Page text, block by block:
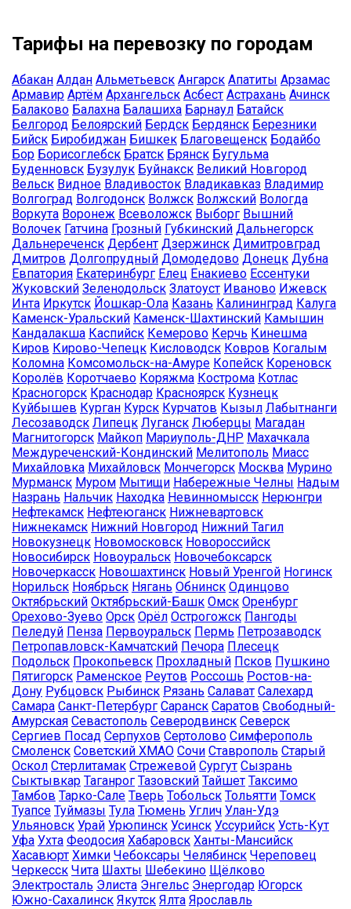
Тарифы на перевозку по городам
Абакан Алдан Альметьевск Ангарск Апатиты Арзамас
Армавир Артём Архангельск Асбест Астрахань Ачинск
Балаково Балахна Балашиха Барнаул Батайск
Белгород Белоярский Бердск Бердянск Березники
Бийск Биробиджан Бишкек Благовещенск Бодайбо
Бор Борисоглебск Братск Брянск Бугульма
Буденновск Бузулук Буйнакск Великий Новгород
Вельск Видное Владивосток Владикавказ Владимир
Волгоград Волгодонск Волжск Волжский Вологда
Воркута Воронеж Всеволожск Выборг Вышний
Волочек Гатчина Грозный Губкинский Дальнегорск
Дальнереченск Дербент Дзержинск Димитровград
Дмитров Долгопрудный Домодедово Донецк Дубна
Евпатория Екатеринбург Елец Енакиево Ессентуки
Жуковский Зеленодольск Златоуст Иваново Ижевск
Инта Иркутск Йошкар-Ола Казань Калининград Калуга
Каменск-Уральский Каменск-Шахтинский Камышин
Кандалакша Каспийск Кемерово Керчь Кинешма
Киров Кирово-Чепецк Кисловодск Ковров Когалым
Коломна Комсомольск-на-Амуре Копейск Кореновск
Королёв Коротчаево Коряжма Кострома Котлас
Красногорск Краснодар Красноярск Кузнецк
Куйбышев Курган Курск Курчатов Кызыл Лабытнанги
Лесозаводск Липецк Луганск Люберцы Магадан
Магнитогорск Майкоп Мариуполь-ДНР Махачкала
Междуреченский-Кондинский Мелитополь Миасс
Михайловка Михайловск Мончегорск Москва Мурино
Мурманск Муром Мытищи Набережные Челны Надым
Назрань Нальчик Находка Невинномысск Нерюнгри
Нефтекамск Нефтеюганск Нижневартовск
Нижнекамск Нижний Новгород Нижний Тагил
Новокузнецк Новомосковск Новороссийск
Новосибирск Новоуральск Новочебоксарск
Новочеркасск Новошахтинск Новый Уренгой Ногинск
Норильск Ноябрьск Нягань Обнинск Одинцово
Октябрьский Октябрьский-Башк Омск Оренбург
Орехово-Зуево Орск Орёл Острогожск Пангоды
Пеледуй Пенза Первоуральск Пермь Петрозаводск
Петропавловск-Камчатский Печора Плесецк
Подольск Прокопьевск Прохладный Псков Пушкино
Пятигорск Раменское Реутов Россошь Ростов-на-
Дону Рубцовск Рыбинск Рязань Салават Салехард
Самара Санкт-Петербург Саранск Саратов Свободный-
Амурская Севастополь Северодвинск Северск
Сергиев Посад Серпухов Сертолово Симферополь
Смоленск Советский ХМАО Сочи Ставрополь Старый
Оскол Стерлитамак Стрежевой Сургут Сызрань
Сыктывкар Таганрог Тазовский Тайшет Таксимо
Тамбов Тарко-Сале Тверь Тобольск Тольятти Томск
Туапсе Туймазы Тула Тюмень Углич Улан-Удэ
Ульяновск Урай Урюпинск Усинск Уссурийск Усть-Кут
Уфа Ухта Феодосия Хабаровск Ханты-Мансийск
Хасавюрт Химки Чебоксары Челябинск Череповец
Черкесск Чита Шахты Шебекино Щёлково
Электросталь Элиста Энгельс Энергодар Югорск
Южно-Сахалинск Якутск Ялта Ярославль